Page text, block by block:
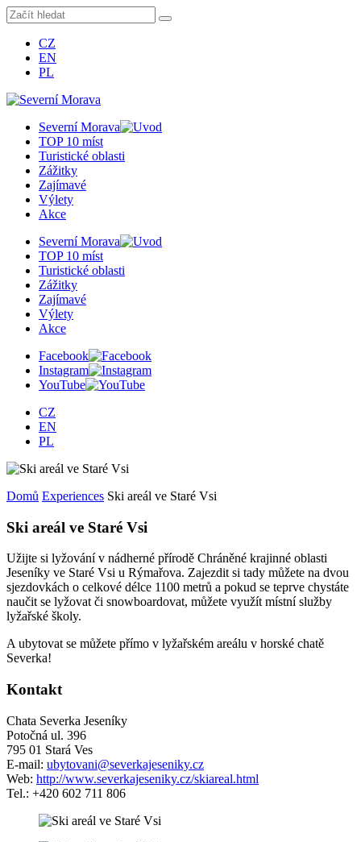
CZ
EN
PL
Severní Morava
TOP 10 míst
Turistické oblasti
Zážitky
Zajímavé
Výlety
Akce
Severní Morava
TOP 10 míst
Turistické oblasti
Zážitky
Zajímavé
Výlety
Akce
Facebook
Instagram
YouTube
CZ
EN
PL
Domů Experiences Ski areál ve Staré Vsi
Ski areál ve Staré Vsi
Užijte si lyžování v nádherné přírodě Chráněné krajinné oblasti
Jeseníky ve Staré Vsi u Rýmařova. Zajezdit si tady můžete na dvou
sjezdovkách o celkové délce 1100 metrů a pokud se teprve chystáte
naučit se lyžovat či snowboardovat, můžete využít místní služby
lyžařské školy.
A ubytovat se můžete přímo v lyžařském areálu v horské chatě
Severka!
Kontakt
Chata Severka Jeseníky
Potočná ul. 396
795 01 Stará Ves
E-mail: ubytovani@severkajeseniky.cz
Web: http://www.severkajeseniky.cz/skiareal.html
Tel.: +420 602 711 806